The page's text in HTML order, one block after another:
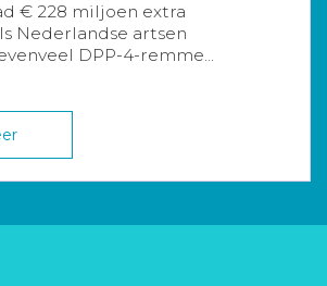
€ 228 miljoen extra
Nederlandse artsen
DPP-4-remme...